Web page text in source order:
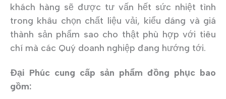
khách hàng sẽ được tư vấn hết sức nhiệt tình
trong khâu chọn chất liệu vải, kiểu dáng và giá
thành sản phẩm sao cho thật phù hợp với tiêu
chí mà các Quý doanh nghiệp đang hướng tới.
Đại Phúc cung cấp sản phẩm đồng phục bao
gồm: